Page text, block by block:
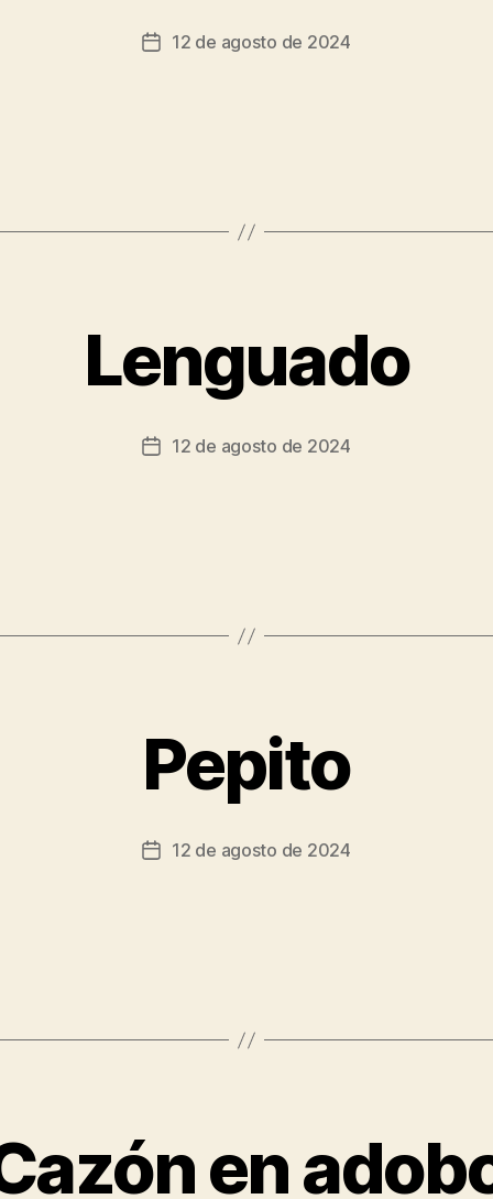
12 de agosto de 2024
Lenguado
12 de agosto de 2024
Pepito
12 de agosto de 2024
en